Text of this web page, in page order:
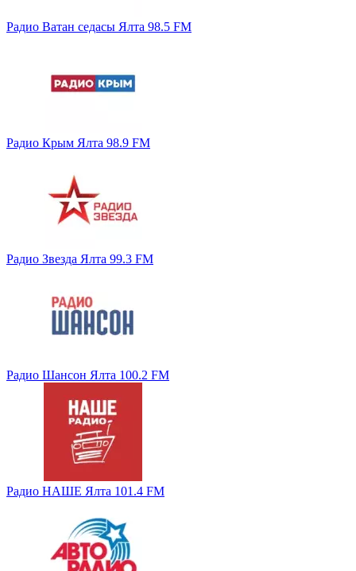
Радио Ватан седасы Ялта 98.5 FM
Радио Крым Ялта 98.9 FM
Радио Звезда Ялта 99.3 FM
Радио Шансон Ялта 100.2 FM
Радио НАШЕ Ялта 101.4 FM